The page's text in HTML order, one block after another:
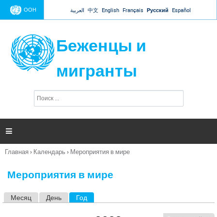
Jump to navigation
ООН العربية 中文 English Français Русский Español
Беженцы и
мигранты
п
и

Вы
Главная › Календарь › Мероприятия в мире
Мероприятия в мире
Месяц День Год